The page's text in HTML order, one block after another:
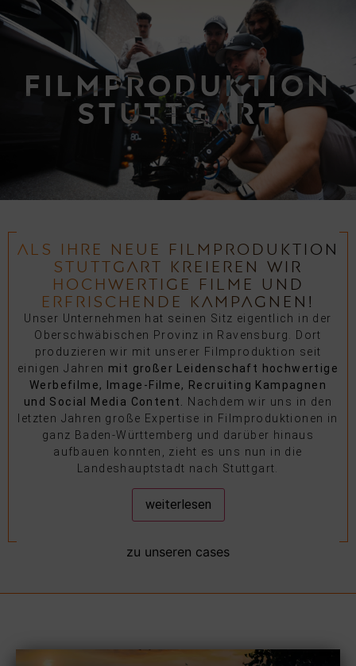
FILMPRODUKTION
STUTTGART
ALS IHRE NEUE FILMPRODUKTION
STUTTGART KREIEREN WIR
HOCHWERTIGE FILME UND
ERFRISCHENDE KAMPAGNEN!
Unser Unternehmen hat seinen Sitz eigentlich in der
Oberschwäbischen Provinz in Ravensburg. Dort
produzieren wir mit unserer Filmproduktion seit
einigen Jahren mit großer Leidenschaft hochwertige
Werbefilme,
Image-Filme, Recruiting Kampagnen
und Social Media Content.
Nachdem wir uns in den
letzten Jahren große Expertise in Filmproduktionen in
ganz Baden-Württemberg und darüber hinaus
aufbauen konnten, zieht es uns nun in die
Landeshauptstadt nach Stuttgart.
weiterlesen
zu unseren cases